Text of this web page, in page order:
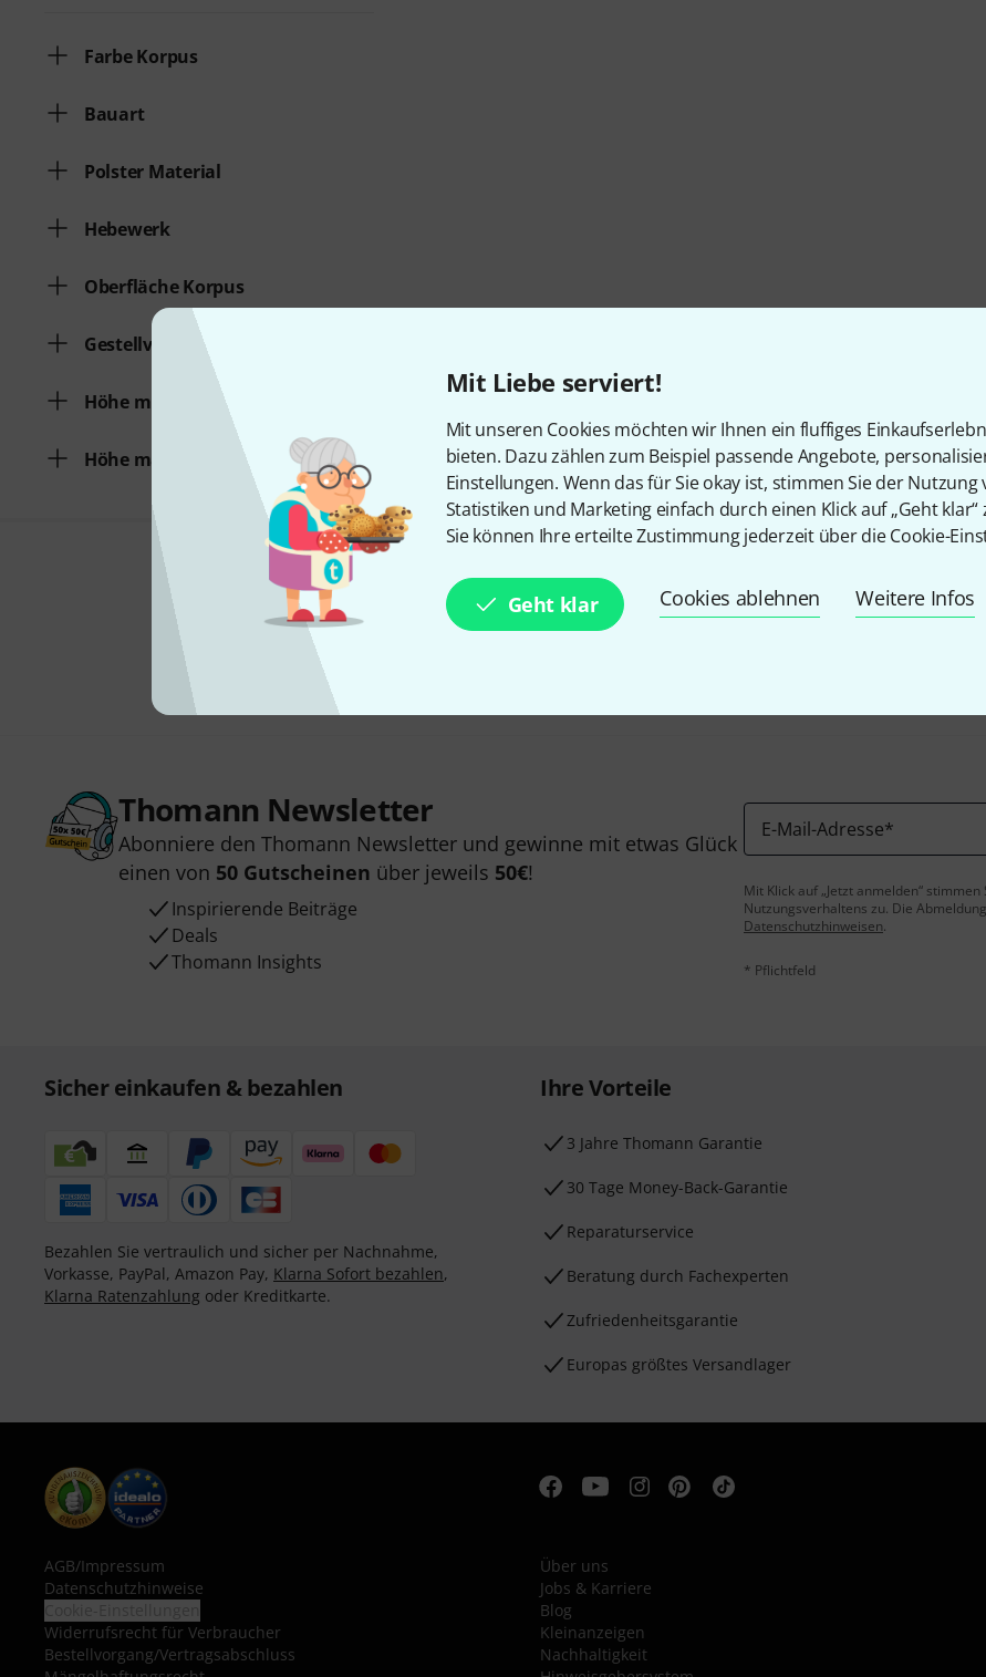
Mit Liebe serviert!
Mit unseren Cookies möchten wir Ihnen ein fluffiges
bieten. Dazu zählen zum Beispiel passende Angebote,
Einstellungen. Wenn das für Sie okay ist, stimmen Sie der
Statistiken und Marketing einfach durch einen Klick auf „Geht klar“
Sie können Ihre erteilte Zustimmung jederzeit über die Cookie-
Geht klar Cookies ablehnen Weitere Infos
Farbe Korpus
Bauart
Polster Material
Hebewerk
Oberfläche Korpus
Gestellverbindung
Höhe minimal
Höhe maximal
Gefällt Ihnen, was Sie sehen?
Thomann Newsletter
Abonniere den Thomann Newsletter und gewinne mit etwas Glück
einen von 50 Gutscheinen über jeweils 50€!
Inspirierende Beiträge
Deals
Thomann Insights
E-Mail-Adresse*
Mit Klick auf „Jetzt anmelden“
Nutzungsverhaltens zu. Die
Datenschutzhinweisen.
* Pflichtfeld
Sicher einkaufen & bezahlen
Bezahlen Sie vertraulich und sicher per Nachnahme,
Vorkasse, PayPal, Amazon Pay, Klarna Sofort bezahlen,
Klarna Ratenzahlung oder Kreditkarte.
Ihre Vorteile
3 Jahre Thomann Garantie
30 Tage Money-Back-Garantie
Reparaturservice
Beratung durch Fachexperten
Zufriedenheitsgarantie
Europas größtes Versandlager
AGB/Impressum
Datenschutzhinweise
Widerrufsrecht für Verbraucher
Bestellvorgang/Vertragsabschluss
Über uns
Jobs & Karriere
Blog
Kleinanzeigen
Nachhaltigkeit